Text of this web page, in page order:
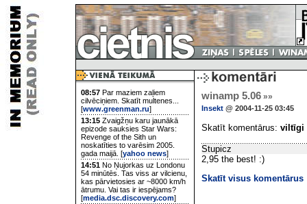
08:57 Par maziem zaļiem
cilvēciņiem. Skatīt multenes...
[www.greenman.ru]
13:15 Zvaigžņu karu jaunākā
epizode sauksies Star Wars:
Revenge of the Sith un
noskatīties to varēsim 2005.
gada maijā. [yahoo news]
14:51 No Ņujorkas uz Londonu
54 minūtēs. Tas viss ar vilcienu,
kas pārvietosies ar ~8000 km/h
ātrumu. Vai tas ir iespējams?
[media.dsc.discovery.com]
winamp 5.06 »»
Insekt @ 2004-11-25 03:45
Skatīt komentārus: viltīgi
Stupicz
2,95 the best! :)
Skatīt visus komentārus